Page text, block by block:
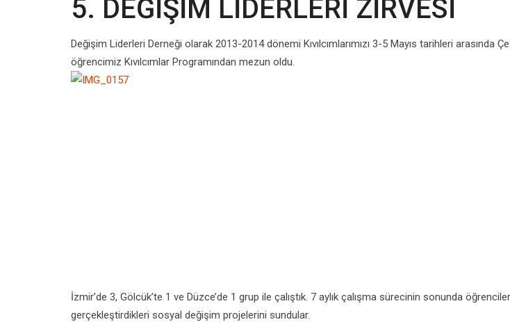
5. DEĞİŞİM LİDERLERİ ZİRVESİ
Değişim Liderleri Derneği olarak 2013-2014 dönemi Kıvılcımlarımızı 3-5 Mayıs tarihleri
öğrencimiz Kıvılcımlar Programından mezun oldu.
İzmir’de 3, Gölcük’te 1 ve Düzce’de 1 grup ile çalıştık. 7 aylık çalışma sürecinin sonunda
gerçekleştirdikleri sosyal değişim projelerini sundular.